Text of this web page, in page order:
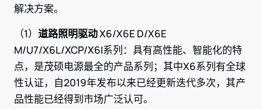
解决方案。
（1）道路照明驱动X6/X6E D/X6E
M/U7/X6L/XCP/X6I系列：具有高性能、智能化的特
点，是茂硕电源最全的产品系列；其中X6系列有全球
性认证，自2019年发布以来已经更新迭代多次，其产
品性能已经得到市场广泛认可。